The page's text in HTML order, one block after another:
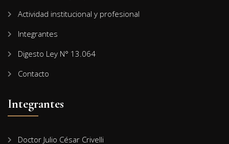
Actividad institucional y profesional
Integrantes
Digesto Ley N° 13.064
Contacto
Integrantes
Doctor Julio César Crivelli